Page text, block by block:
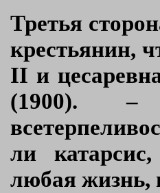
Третья
крестьянин,
II и
(1900). –
ли
любая жизнь,